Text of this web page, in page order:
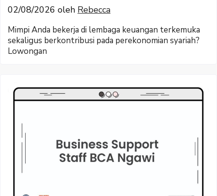
02/08/2026 oleh Rebecca
Mimpi Anda bekerja di lembaga keuangan terkemuka
sekaligus berkontribusi pada perekonomian syariah?
Lowongan